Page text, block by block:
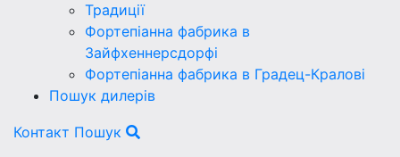
Традиції
Фортепіанна фабрика в
Зайфхеннерсдорфi
Фортепіанна фабрика в Градец-Краловi
Пошук дилерів
Контакт Пошук